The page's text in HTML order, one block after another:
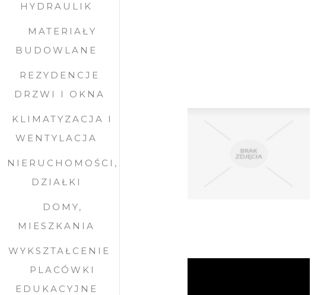
HYDRAULIK
MATERIAŁY
BUDOWLANE
REZYDENCJE
DRZWI I OKNA
KLIMATYZACJA I
WENTYLACJA
NIERUCHOMOŚCI,
DZIAŁKI
DOMY,
MIESZKANIA
WYKSZTAŁCENIE
PLACÓWKI
EDUKACYJNE